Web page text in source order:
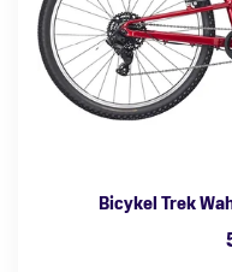
Bicykel Trek